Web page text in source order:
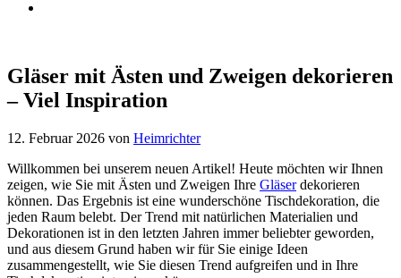
Gläser mit Ästen und Zweigen dekorieren
– Viel Inspiration
12. Februar 2026 von Heimrichter
Willkommen bei unserem neuen Artikel! Heute möchten wir Ihnen
zeigen, wie Sie mit Ästen und Zweigen Ihre Gläserdekorieren
können. Das Ergebnis ist eine wunderschöne Tischdekoration, die
jeden Raum belebt. Der Trend mit natürlichen Materialien und
Dekorationen ist in den letzten Jahren immer beliebter geworden,
und aus diesem Grund haben wir für Sie einige Ideen
zusammengestellt, wie Sie diesen Trend aufgreifen und in Ihre